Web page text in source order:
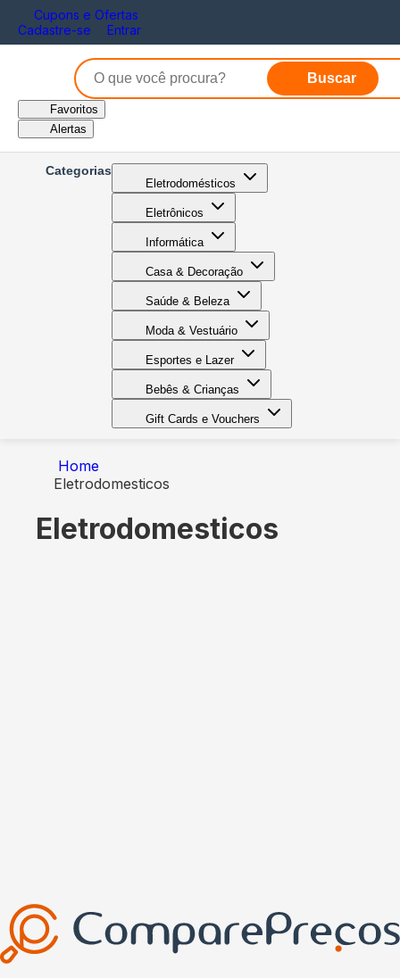
Cupons e Ofertas
Cadastre-se
Entrar
Buscar
Favoritos
Alertas
Categorias
Eletrodomésticos
Eletrônicos
Informática
Casa & Decoração
Saúde & Beleza
Moda & Vestuário
Esportes e Lazer
Bebês & Crianças
Gift Cards e Vouchers
Home
Eletrodomesticos
Eletrodomesticos